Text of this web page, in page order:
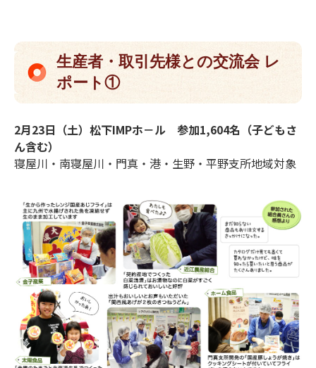
生産者・取引先様との交流会 レ
ポート①
2月23日（土）松下IMPホ－ル 参加1,604名（子どもさ
ん含む）
寝屋川・南寝屋川・門真・港・生野・平野支所地域対象